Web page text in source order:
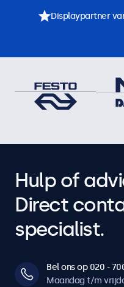
Displaypartner
Hulp of
Direct
specialist.
Bel ons op 020 -
Maandag t/m